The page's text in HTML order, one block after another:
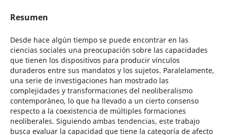
Resumen
Desde hace algún tiempo se puede encontrar en las
ciencias sociales una preocupación sobre las capacidades
que tienen los dispositivos para producir vínculos
duraderos entre sus mandatos y los sujetos. Paralelamente,
una serie de investigaciones han mostrado las
complejidades y transformaciones del neoliberalismo
contemporáneo, lo que ha llevado a un cierto consenso
respecto a la coexistencia de múltiples formaciones
neoliberales. Siguiendo ambas tendencias, este trabajo
busca evaluar la capacidad que tiene la categoría de afecto